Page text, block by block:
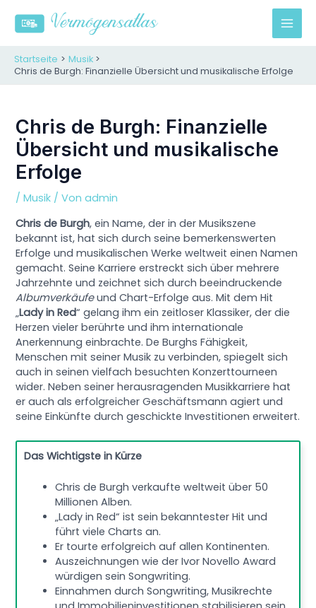
Inhalt
springen
M
A
Startseite
Musik
Chris de Burgh: Finanzielle Übersicht und musikalische Erfolge
Chris de Burgh: Finanzielle
Übersicht und musikalische
Erfolge
/Musik / Vonadmin
Chris de Burgh, ein Name, der in der Musikszene
bekannt ist, hat sich durch seine bemerkenswerten
Erfolge und musikalischen Werke weltweit einen Namen
gemacht. Seine Karriere erstreckt sich über mehrere
Jahrzehnte und zeichnet sich durch beeindruckende
Albumverkäufeund Chart-Erfolge aus. Mit dem Hit
„Lady in Red“ gelang ihm ein zeitloser Klassiker, der die
Herzen vieler berührte und ihm internationale
Anerkennung einbrachte. De Burghs Fähigkeit,
Menschen mit seiner Musik zu verbinden, spiegelt sich
auch in seinen vielfach besuchten Konzerttourneen
wider. Neben seiner herausragenden Musikkarriere hat
er auch als erfolgreicher Geschäftsmann agiert und
seine Einkünfte durch geschickte Investitionen erweitert.
Das Wichtigste in Kürze
Chris de Burgh verkaufte weltweit über 50
Millionen Alben.
„Lady in Red“ ist sein bekanntester Hit und
führt viele Charts an.
Er tourte erfolgreich auf allen Kontinenten.
Auszeichnungen wie der Ivor Novello Award
würdigen sein Songwriting.
Einnahmen durch Songwriting, Musikrechte